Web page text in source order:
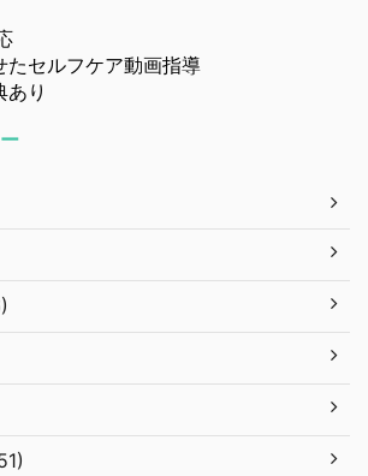
セルフケア動画指導
り